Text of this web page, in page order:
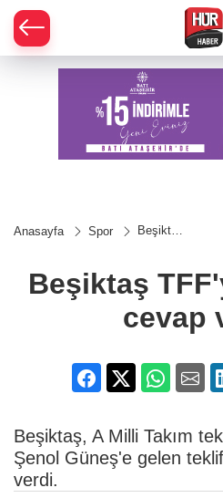
Anasayfa Spor
Beşiktaş
cevap
verdi
Beşiktaş
cevap
Beşiktaş, A Milli Takım
Şenol Güneş'e gelen
verdi.